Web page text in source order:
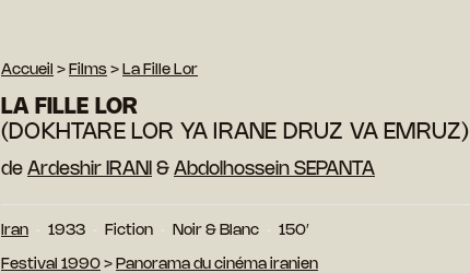
Accueil > Films > La Fille Lor
LA FILLE LOR
(DOKHTARE LOR YA IRANE DRUZ VA EMRUZ)
de Ardeshir IRANI & Abdolhossein SEPANTA
Iran 1933 Fiction Noir & Blanc 150′
Festival 1990 > Panorama du cinéma iranien